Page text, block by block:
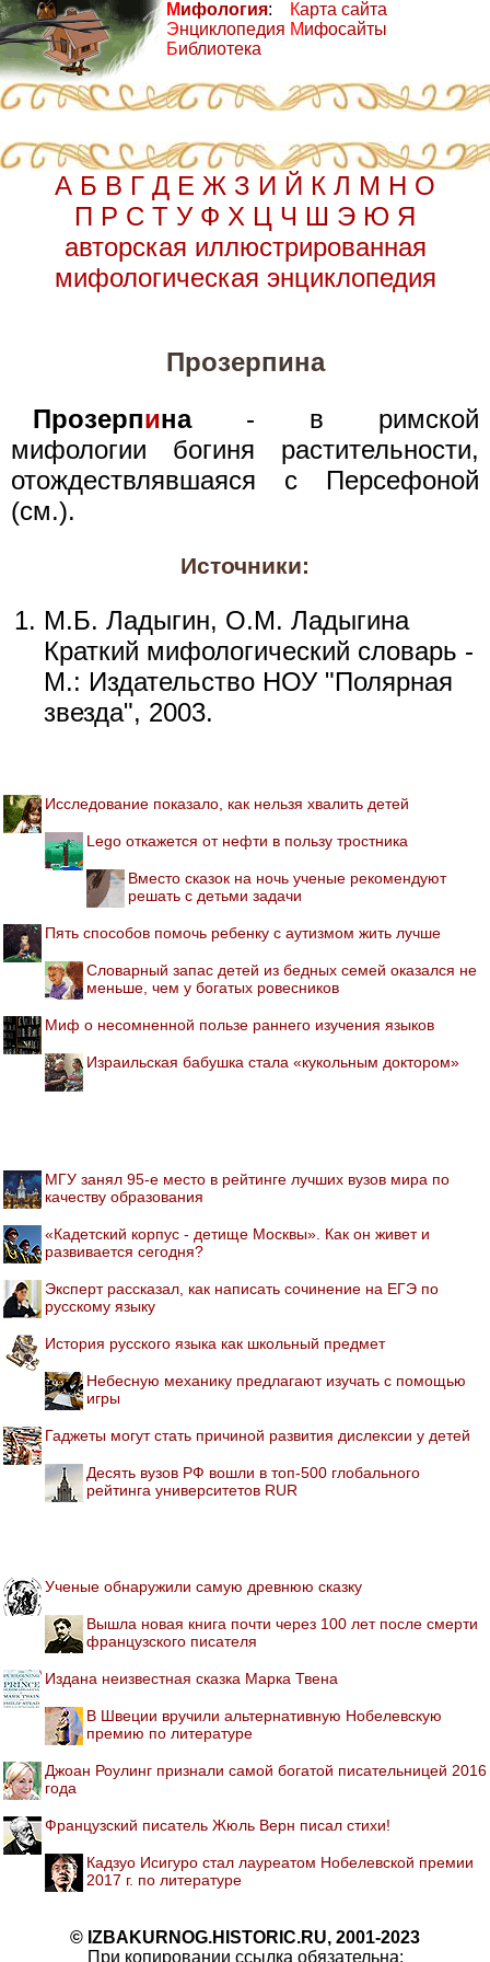
Мифология:
Энциклопедия
Библиотека
Карта сайта
Мифосайты
А Б В Г Д Е Ж З И Й К Л М Н О
П Р С Т У Ф Х Ц Ч Ш Э Ю Я
авторская иллюстрированная
мифологическая энциклопедия
Прозерпина
Прозерпина- в римской
мифологии богиня растительности,
отождествлявшаяся с Персефоной
(см.).
Источники:
М.Б. Ладыгин, О.М. Ладыгина
Краткий мифологический словарь -
М.: Издательство НОУ "Полярная
звезда", 2003.
Исследование показало, как нельзя хвалить детей
Lego откажется от нефти в пользу тростника
Вместо сказок на ночь ученые рекомендуют
решать с детьми задачи
Пять способов помочь ребенку с аутизмом жить лучше
Словарный запас детей из бедных семей оказался не
меньше, чем у богатых ровесников
Миф о несомненной пользе раннего изучения языков
Израильская бабушка стала «кукольным доктором»
МГУ занял 95-е место в рейтинге лучших вузов мира по
качеству образования
«Кадетский корпус - детище Москвы». Как он живет и
развивается сегодня?
Эксперт рассказал, как написать сочинение на ЕГЭ по
русскому языку
История русского языка как школьный предмет
Небесную механику предлагают изучать с помощью
игры
Гаджеты могут стать причиной развития дислексии у детей
Десять вузов РФ вошли в топ-500 глобального
рейтинга университетов RUR
Ученые обнаружили самую древнюю сказку
Вышла новая книга почти через 100 лет после смерти
французского писателя
Издана неизвестная сказка Марка Твена
В Швеции вручили альтернативную Нобелевскую
премию по литературе
Джоан Роулинг признали самой богатой писательницей 2016
года
Французский писатель Жюль Верн писал стихи!
Кадзуо Исигуро стал лауреатом Нобелевской премии
2017 г. по литературе
© IZBAKURNOG.HISTORIC.RU, 2001-2023
При копировании ссылка обязательна: